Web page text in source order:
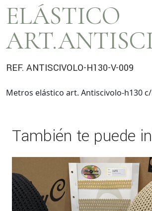
ELÁSTICO
REF. ANTISCIVOLO-H130-V-009
Metros elástico art. Antiscivolo-h130
También te puede